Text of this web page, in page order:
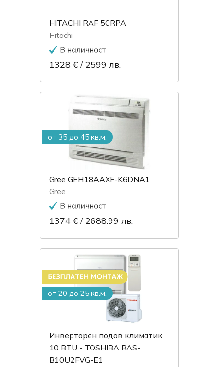
HITACHI RAF 50RPA
Hitachi
1328 € /2599 лв.
от 35 до 45 кв.м.
Gree GEH18AAXF-K6DNA1
Gree
1374 € /2688.99 лв.
от 20 до 25 кв.м.
Инверторен подов климатик
10 BTU - TOSHIBA RAS-
B10U2FVG-E1